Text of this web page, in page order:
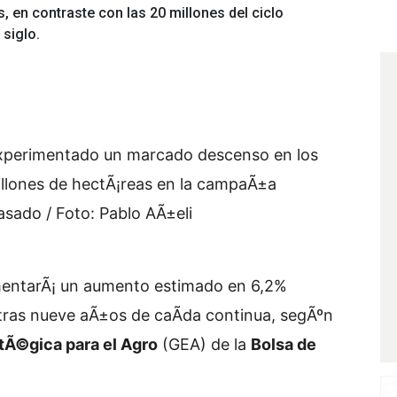
en contraste con las 20 millones del ciclo
siglo.
un marcado descenso en los
de hectÃ¡reas en la campaÃ±a
/ Foto: Pablo AÃ±eli
un aumento estimado en 6,2%
nueve aÃ±os de caÃ­da continua, segÃºn
para el Agro (GEA) de la Bolsa de